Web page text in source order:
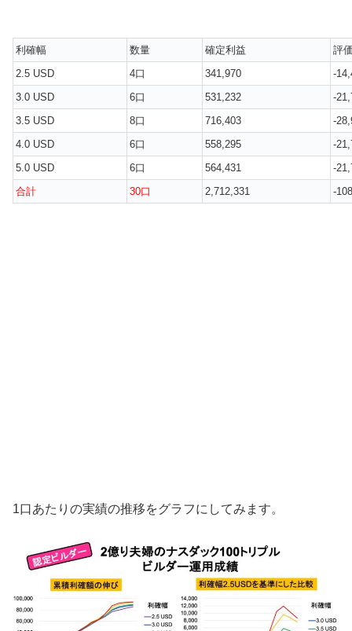
利確幅 数量 確定利益
評
2.5 USD
4口 341,970
-
3.0 USD
6口 531,232
-
3.5 USD
8口 716,403
-
4.0 USD
6口 558,295
-
5.0 USD
6口 564,431
-
合計
30口 2,712,331 -
1口あたりの実績の推移をグラフにしてみます。